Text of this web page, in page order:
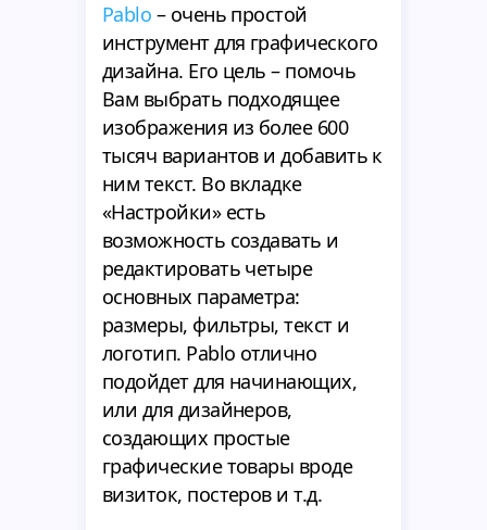
Pablo – очень простой
инструмент для графического
дизайна. Его цель – помочь
Вам выбрать подходящее
изображения из более 600
тысяч вариантов и добавить к
ним текст. Во вкладке
«Настройки» есть
возможность создавать и
редактировать четыре
основных параметра:
размеры, фильтры, текст и
логотип. Pablo отлично
подойдет для начинающих,
или для дизайнеров,
создающих простые
графические товары вроде
визиток, постеров и т.д.